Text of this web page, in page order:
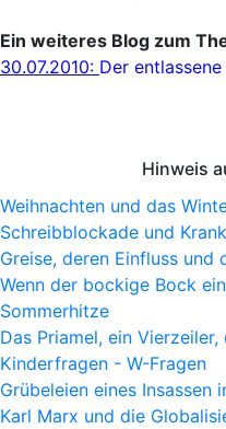
Ein weiteres Blog zum
30.07.2010: Der
Hinweis
Weihnachten und das
Schreibblockade und
Greise, deren Einfluss und
Wenn der bockige Bock
Sommerhitze
Das Priamel, ein
Kinderfragen - W-Fragen
Grübeleien eines Insassen
Karl Marx und die